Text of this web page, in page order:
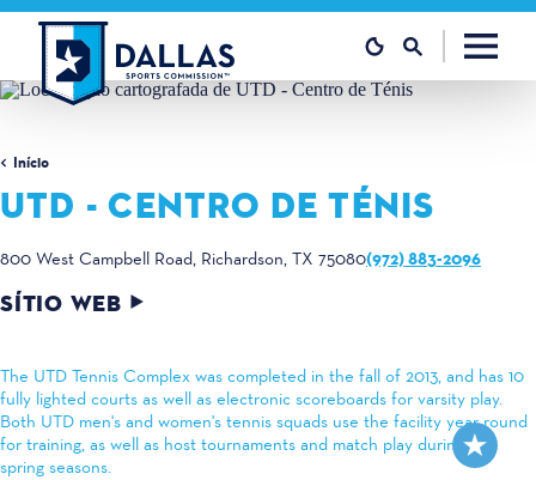
Saltar para o conteúdo
Início
UTD - CENTRO DE TÉNIS
800 West Campbell Road Richardson, TX 75080(972) 883-2096
SÍTIO WEB
The UTD Tennis Complex was completed in the fall of 2013, and has 10
fully lighted courts as well as electronic scoreboards for varsity play.
Both UTD men's and women's tennis squads use the facility year round
for training, as well as host tournaments and match play during the
spring seasons.